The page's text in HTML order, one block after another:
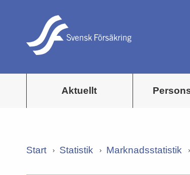
Aktuellt
Start Statistik Marknadsstatistik